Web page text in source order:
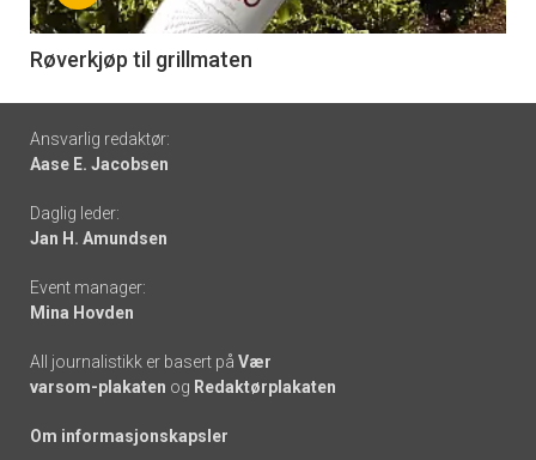
-
6
Røverkjøp til grillmaten
Footer
-
links
Ansvarlig redaktør:
Aase E. Jacobsen
Daglig leder:
Jan H. Amundsen
Event manager:
Mina Hovden
All journalistikk er basert på Vær
varsom-plakaten og Redaktørplakaten
Om informasjonskapsler